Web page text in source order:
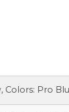
Colors: Pro